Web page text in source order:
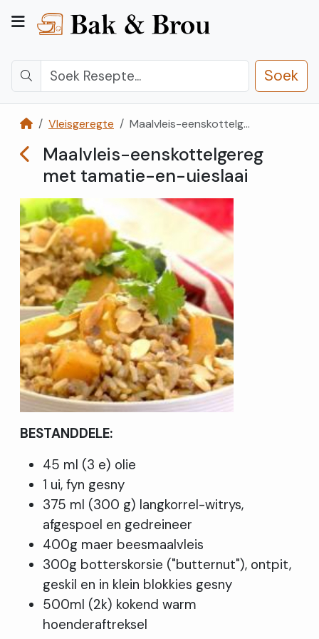
Soek
Kategorieë
Registreer
Teken
Vleisgeregte Maalvleis-eenskottelgereg met tamatie-en-uieslaai
Maalvleis-eenskottelgereg
met tamatie-en-uieslaai
BESTANDDELE:
45 ml (3 e) olie
1 ui, fyn gesny
375 ml (300 g) langkorrel-witrys,
afgespoel en gedreineer
400g maer beesmaalvleis
300g botterskorsie ("butternut"), ontpit,
geskil en in klein blokkies gesny
500ml (2k) kokend warm
hoenderaftreksel